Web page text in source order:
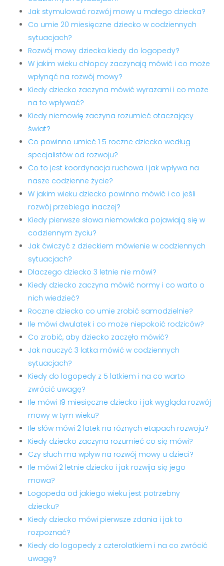
Jak stymulować rozwój mowy u małego dziecka?
Co umie 20 miesięczne dziecko w codziennych
sytuacjach?
Rozwój mowy dziecka kiedy do logopedy?
W jakim wieku chłopcy zaczynają mówić i co może
wpłynąć na rozwój mowy?
Kiedy dziecko zaczyna mówić wyrazami i co może
na to wpływać?
Kiedy niemowlę zaczyna rozumieć otaczający
świat?
Co powinno umieć 1 5 roczne dziecko według
specjalistów od rozwoju?
Co to jest koordynacja ruchowa i jak wpływa na
nasze codzienne życie?
W jakim wieku dziecko powinno mówić i co jeśli
rozwój przebiega inaczej?
Kiedy pierwsze słowa niemowlaka pojawiają się w
codziennym życiu?
Jak ćwiczyć z dzieckiem mówienie w codziennych
sytuacjach?
Dlaczego dziecko 3 letnie nie mówi?
Kiedy dziecko zaczyna mówić normy i co warto o
nich wiedzieć?
Roczne dziecko co umie zrobić samodzielnie?
Ile mówi dwulatek i co może niepokoić rodziców?
Co zrobić, aby dziecko zaczęło mówić?
Jak nauczyć 3 latka mówić w codziennych
sytuacjach?
Kiedy do logopedy z 5 latkiem i na co warto
zwrócić uwagę?
Ile mówi 19 miesięczne dziecko i jak wygląda rozwój
mowy w tym wieku?
Ile słów mówi 2 latek na różnych etapach rozwoju?
Kiedy dziecko zaczyna rozumieć co się mówi?
Czy słuch ma wpływ na rozwój mowy u dzieci?
Ile mówi 2 letnie dziecko i jak rozwija się jego
mowa?
Logopeda od jakiego wieku jest potrzebny
dziecku?
Kiedy dziecko mówi pierwsze zdania i jak to
rozpoznać?
Kiedy do logopedy z czterolatkiem i na co zwrócić
uwagę?